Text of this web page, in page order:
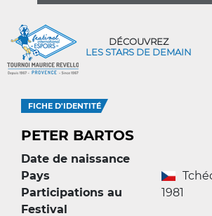
DÉCOUVREZ
LES STARS DE DEMAIN
FICHE D'IDENTITÉ
PETER BARTOS
Date de naissance
Pays
Participations au
Festival
1981